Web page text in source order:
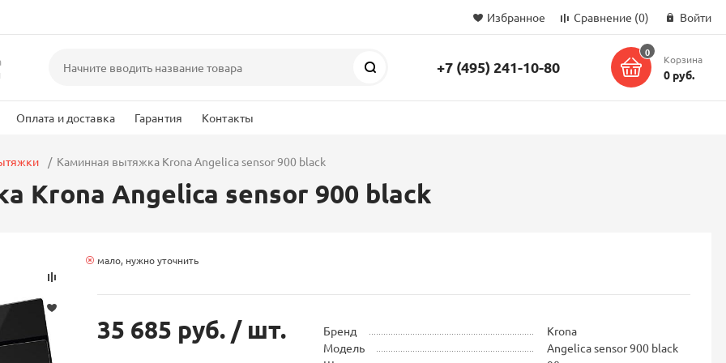
Избранное Сравнение (0) Войти
Поиск +7 (495) 241-10-80
0
Корзина
0 руб.
Оплата и доставка Гарантия Контакты
Каминная вытяжка Krona Angelica sensor 900 black
Krona Angelica sensor 900 black
мало, нужно уточнить
35 685 руб. / шт. Бренд
Krona
Модель
Angelica sensor 900 black